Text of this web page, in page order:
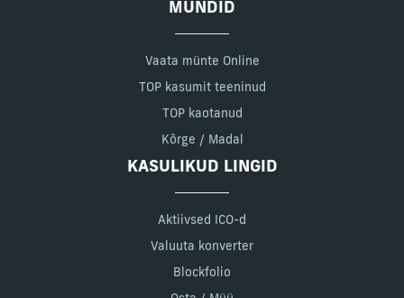
MÜNDID
Vaata münte Online
TOP kasumit teeninud
TOP kaotanud
Kõrge / Madal
KASULIKUD LINGID
Aktiivsed ICO-d
Valuuta konverter
Blockfolio